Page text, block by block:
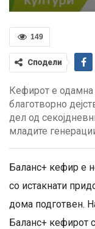
149
Сподели
Кефирот е одамна
благотворно
дел од
младите
Баланс+ кефир е
со истакнати
дома подготвен.
Баланс+ кефирот